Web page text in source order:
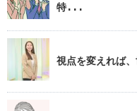
特...
視点を変えれば